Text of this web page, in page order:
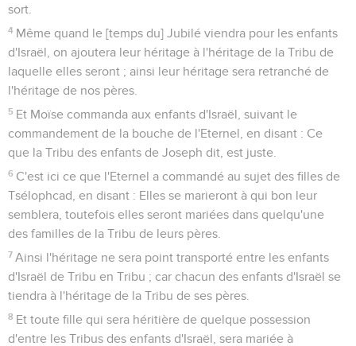
sort.
4 Même quand le [temps du] Jubilé viendra pour les enfants
d'Israël, on ajoutera leur héritage à l'héritage de la Tribu de
laquelle elles seront ; ainsi leur héritage sera retranché de
l'héritage de nos pères.
5 Et Moïse commanda aux enfants d'Israël, suivant le
commandement de la bouche de l'Eternel, en disant : Ce
que la Tribu des enfants de Joseph dit, est juste.
6 C'est ici ce que l'Eternel a commandé au sujet des filles de
Tsélophcad, en disant : Elles se marieront à qui bon leur
semblera, toutefois elles seront mariées dans quelqu'une
des familles de la Tribu de leurs pères.
7 Ainsi l'héritage ne sera point transporté entre les enfants
d'Israël de Tribu en Tribu ; car chacun des enfants d'Israël se
tiendra à l'héritage de la Tribu de ses pères.
8 Et toute fille qui sera héritière de quelque possession
d'entre les Tribus des enfants d'Israël, sera mariée à